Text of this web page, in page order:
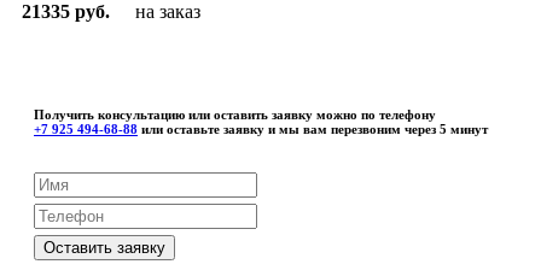
21335 руб. на заказ
Получить консультацию или оставить заявку можно по телефону
+7 925 494-68-88 или оставьте заявку и мы вам перезвоним через 5 минут
Оставить заявку